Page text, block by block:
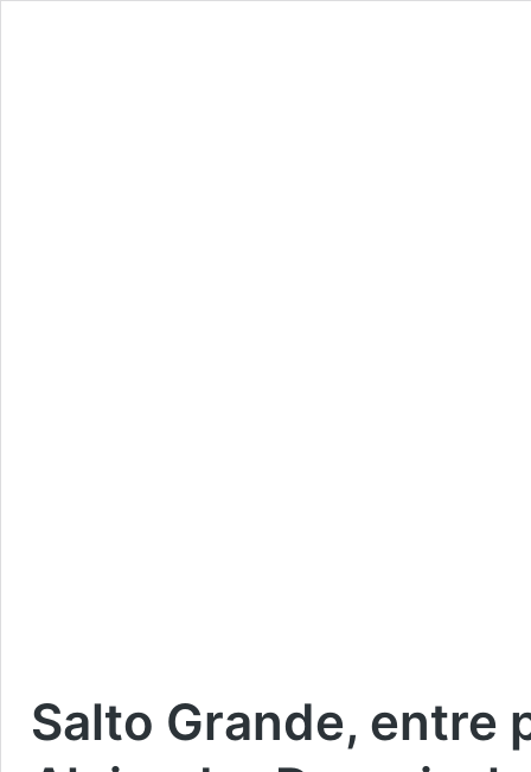
Salto Grande, entre